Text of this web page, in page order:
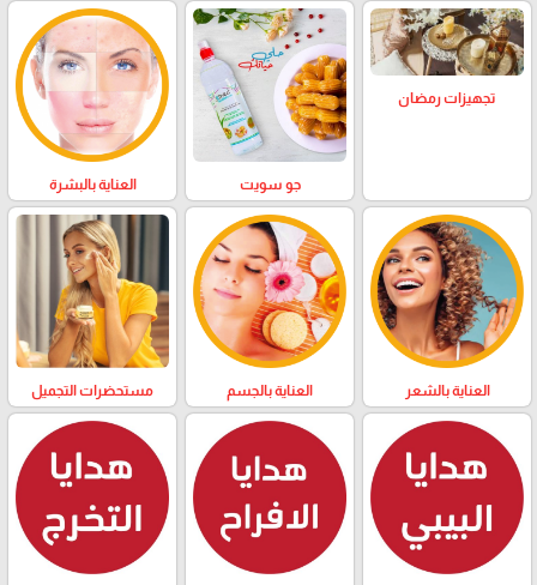
تجهيزات رمضان
جو سويت العناية بالبشرة
العناية بالشعر العناية بالجسم مستحضرات التجميل